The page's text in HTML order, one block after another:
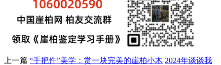
上一篇 “手把件”美学：赏一块完美的崖柏小木 2024年谈谈我